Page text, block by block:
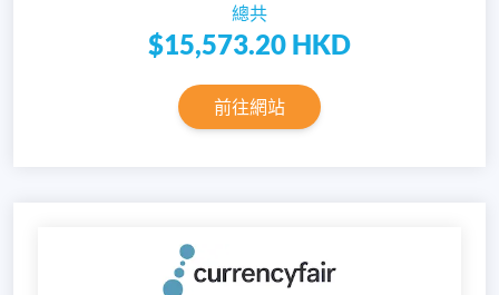
總共
$15,573.20 HKD
前往網站